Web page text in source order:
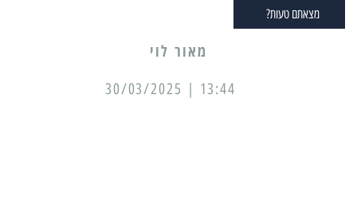
מצאתם טעות?
מאור לוי
13:44 | 30/03/2025